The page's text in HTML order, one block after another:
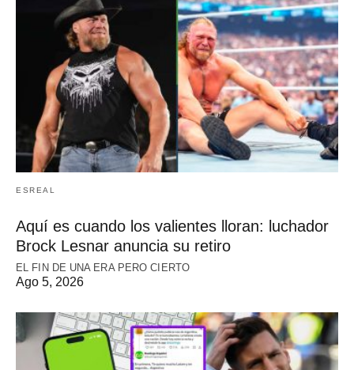
ESREAL
Aquí es cuando los valientes lloran: luchador
Brock Lesnar anuncia su retiro
EL FIN DE UNA ERA PERO CIERTO
Ago 5, 2026